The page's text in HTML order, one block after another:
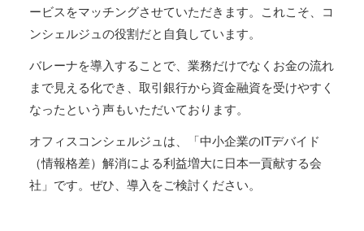
ービスをマッチングさせていただきます。これこそ、コ
ンシェルジュの役割だと自負しています。
バレーナを導入することで、業務だけでなくお金の流れ
まで見える化でき、取引銀行から資金融資を受けやすく
なったという声もいただいております。
オフィスコンシェルジュは、「中小企業のITデバイド
（情報格差）解消による利益増大に日本一貢献する会
社」です。ぜひ、導入をご検討ください。